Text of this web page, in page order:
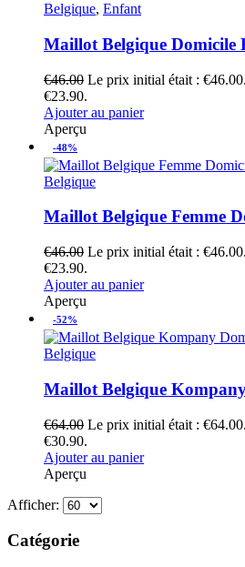
Belgique, Enfant
Maillot Belgique Domicile
€46.00 Le prix initial était : €46.00.
€23.90.
Ajouter au panier
Aperçu
-48%
Belgique
Maillot Belgique Femme
€46.00 Le prix initial était : €46.00.
€23.90.
Ajouter au panier
Aperçu
-52%
Belgique
Maillot Belgique
€64.00 Le prix initial était : €64.00.
€30.90.
Ajouter au panier
Aperçu
Afficher:
Catégorie